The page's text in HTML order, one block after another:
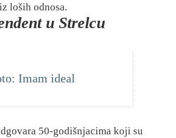
loših odnosa.
u Strelcu
Imam ideal
50-godišnjacima koji su